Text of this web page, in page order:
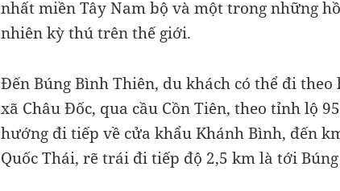
nhất miền Tây Nam bộ và một trong những
nhiên kỳ thú trên thế giới.
Đến Búng Bình Thiên, du khách có thể đi
xã Châu Đốc, qua cầu Cồn Tiên, theo tỉnh lộ
hướng đi tiếp về cửa khẩu Khánh Bình, đến
Quốc Thái, rẽ trái đi tiếp độ 2,5 km là tới